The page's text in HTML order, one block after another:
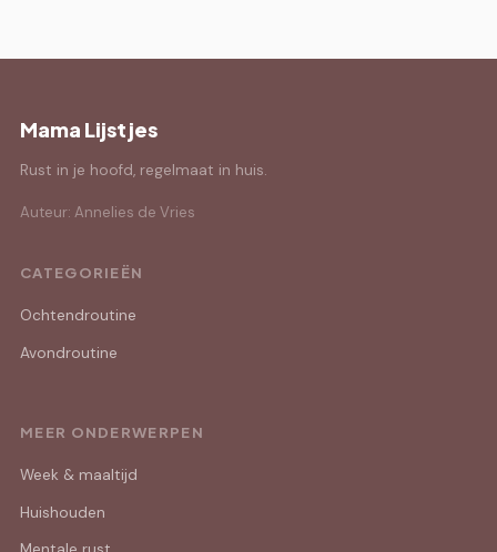
Mama Lijstjes
Rust in je hoofd, regelmaat in huis.
Auteur: Annelies de Vries
CATEGORIEËN
Ochtendroutine
Avondroutine
MEER ONDERWERPEN
Week & maaltijd
Huishouden